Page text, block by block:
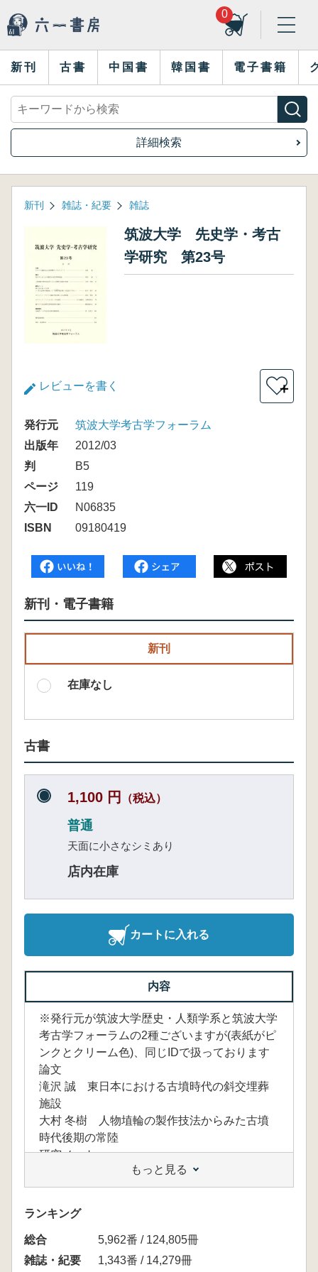
0
新刊 古書 中国書 韓国書 電子書籍
詳細検索
新刊 雑誌・紀要 雑誌
筑波大学 先史学・考古
学研究 第23号
レビューを書く ＋
発行元
筑波大学考古学フォーラム
出版年
2012/03
判
B5
ページ
119
六一ID
N06835
ISBN
09180419
新刊・電子書籍
新刊
在庫なし
古書
1,100 円 （税込）
普通
天面に小さなシミあり
店内在庫
カートに入れる
内容
※発行元が筑波大学歴史・人類学系と筑波大学
考古学フォーラムの2種ございますが(表紙がピ
ンクとクリーム色)、同じIDで扱っております
論文
滝沢 誠 東日本における古墳時代の斜交埋葬
施設
大村 冬樹 人物埴輪の製作技法からみた古墳
時代後期の常陸
研究ノート
鈴木 素行 頭に皮を巻いた石棒 「有文石棒
の摩減痕」と「成興野型石棒」を見直すために
森川 愛美 中エジプト・アコリス遺跡の転用
例にみる諸問題
五十嵐聡江・小野寿美子 パブリック・アーケ
オロジーの可能性
もっと見る
ランキング
総合
5,962番 / 124,805冊
雑誌・紀要
1,343番 / 14,279冊